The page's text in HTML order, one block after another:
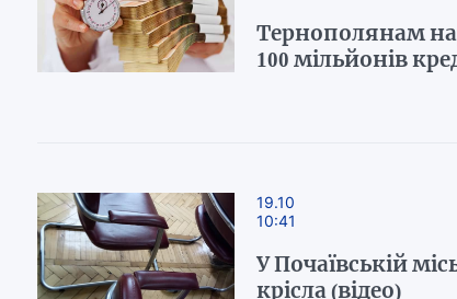
Тернополянам
100 мільйонів
19.10
10:41
У Почаївській
крісла (відео)